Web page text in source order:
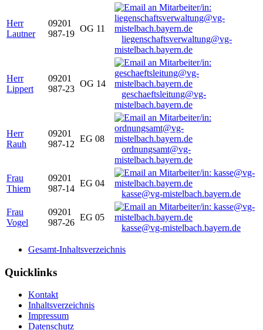
Herr
Lautner
09201
987-19
OG 11
liegenschaftsverwaltung@vg-
mistelbach.bayern.de
Herr
Lippert
09201
987-23
OG 14
geschaeftsleitung@vg-
mistelbach.bayern.de
Herr
Rauh
09201
987-12
EG 08
ordnungsamt@vg-
mistelbach.bayern.de
Frau
Thiem
09201
987-14
EG 04
kasse@vg-mistelbach.bayern.de
Frau
Vogel
09201
987-26
EG 05
kasse@vg-mistelbach.bayern.de
Gesamt-Inhaltsverzeichnis
Quicklinks
Kontakt
Inhaltsverzeichnis
Impressum
Datenschutz